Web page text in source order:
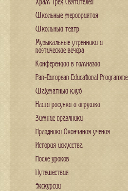
Храм Трех Святителей
Школьные мероприятия
Школьный театр
Музыкальные утренники и
поэтические вечера
Конференции в гимназии
Pan-European Educational Programme
Шахматный клуб
Наши рисунки и игрушки
Зимние праздники
Праздники Окончания учения
История искусства
После уроков
Путешествия
Экскурсии